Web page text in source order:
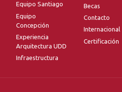
Equipo Santiago
Equipo
Concepción
Experiencia
Arquitectura UDD
Infraestructura
Becas
Contacto
Internacional
Certificación